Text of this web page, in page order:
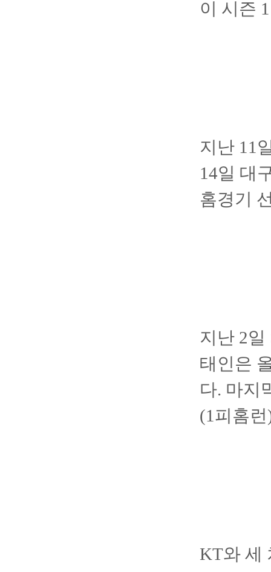
이 시즌
지난 11
14일 대
홈경기
지난 2일
태인은
다. 마지
(1피홈
KT와 세